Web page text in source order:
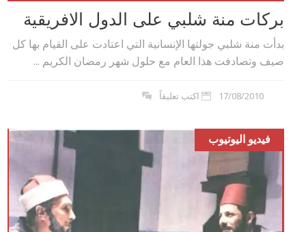
بركات منة شلبي على الدول الافريقية
بدأت منة شلبي جولتها الإنسانية التي اعتادت على القيام بها كل
صيف وتصادفت هذا العام مع حلول شهر رمضان الكريم ...
17/08/2010 اكتب تعليقاً
فيديو اليوتيوب